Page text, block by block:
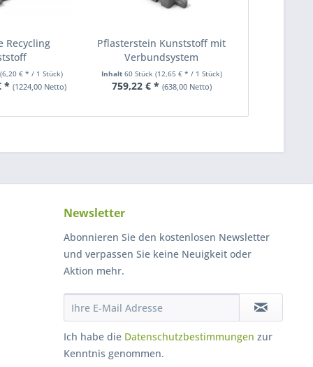
Recycling
(6,20 € * / 1 Stück)
* (1224,00 Netto)
Pflasterstein Kunststoff mit
Verbundsystem
Inhalt 60 Stück (12,65 € * / 1 Stück)
759,22 € * (638,00 Netto)
Newsletter
Abonnieren Sie den kostenlosen Newsletter
und verpassen Sie keine Neuigkeit oder
Aktion mehr.
Ich habe die Datenschutzbestimmungen zur
Kenntnis genommen.